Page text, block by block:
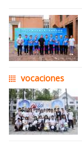
vocaciones